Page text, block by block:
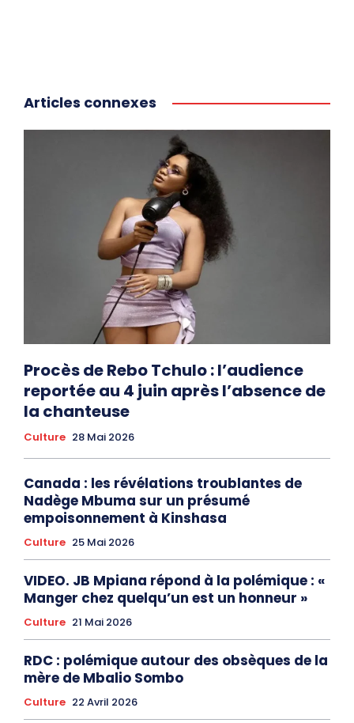
Articles connexes
Procès de Rebo Tchulo : l’audience
reportée au 4 juin après l’absence de
la chanteuse
Culture 28 Mai 2026
Canada : les révélations troublantes de
Nadège Mbuma sur un présumé
empoisonnement à Kinshasa
Culture 25 Mai 2026
VIDEO. JB Mpiana répond à la polémique : «
Manger chez quelqu’un est un honneur »
Culture 21 Mai 2026
RDC : polémique autour des obsèques de la
mère de Mbalio Sombo
Culture 22 Avril 2026